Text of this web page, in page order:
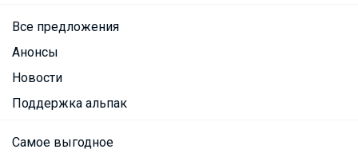
Все предложения
Анонсы
Новости
Поддержка альпак
Самое выгодное